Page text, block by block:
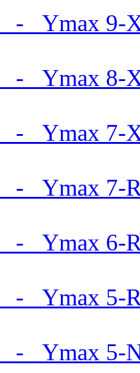
- Ymax 9-
- Ymax 8-
- Ymax 7-
- Ymax 7-
- Ymax 6-
- Ymax 5-
- Ymax 5-